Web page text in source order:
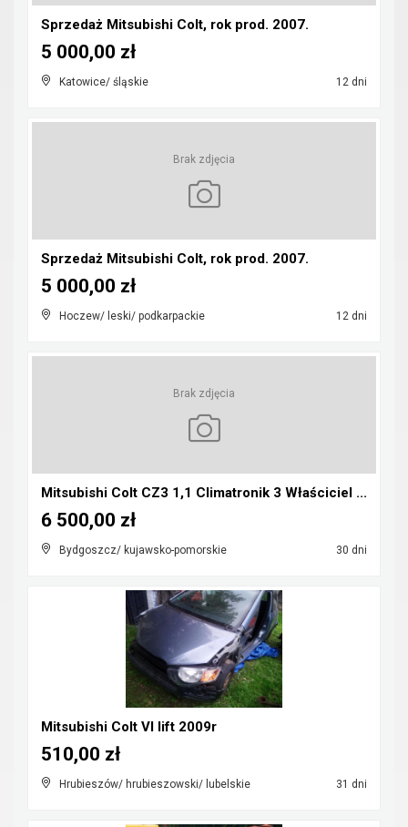
Sprzedaż Mitsubishi Colt, rok prod. 2007.
Katowice/ śląskie 12 dni
5 000,00 zł
Brak zdjęcia
Sprzedaż Mitsubishi Colt, rok prod. 2007.
Hoczew/ leski/ podkarpackie 12 dni
5 000,00 zł
Brak zdjęcia
Mitsubishi Colt CZ3 1,1 Climatronik 3 Właściciel ...
Bydgoszcz/ kujawsko-pomorskie 30 dni
6 500,00 zł
Mitsubishi Colt VI lift 2009r
Hrubieszów/ hrubieszowski/ lubelskie 31 dni
510,00 zł